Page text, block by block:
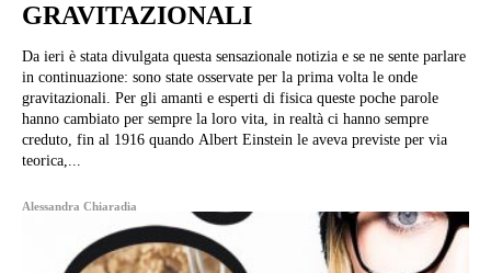
GRAVITAZIONALI
Da ieri è stata divulgata questa sensazionale notizia e se ne sente parlare
in continuazione: sono state osservate per la prima volta le onde
gravitazionali. Per gli amanti e esperti di fisica queste poche parole
hanno cambiato per sempre la loro vita, in realtà ci hanno sempre
creduto, fin al 1916 quando Albert Einstein le aveva previste per via
teorica,...
Alessandra Chiaradia